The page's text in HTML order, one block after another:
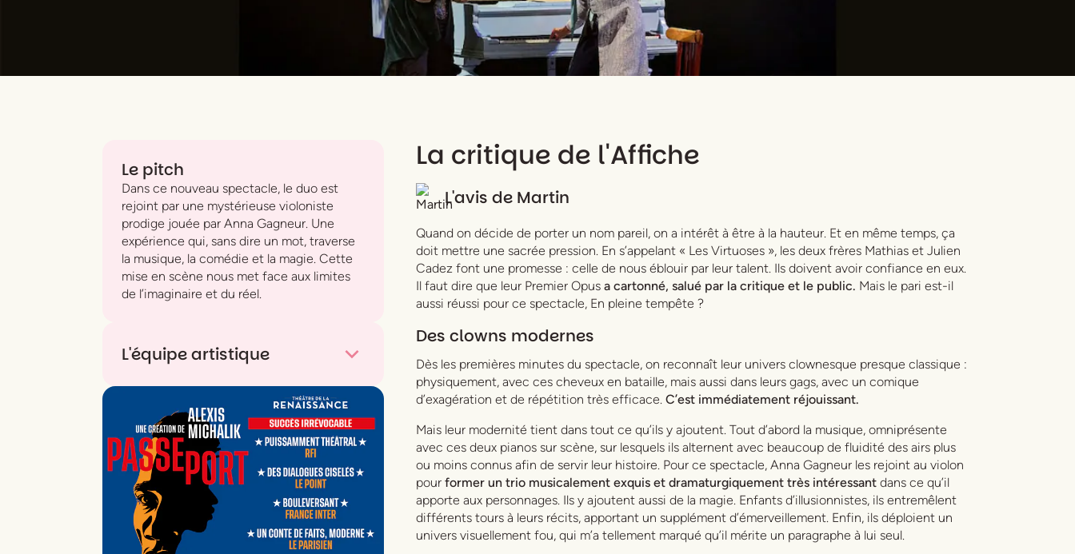
Le pitch
Dans ce nouveau spectacle, le duo est
rejoint par une mystérieuse violoniste
prodige jouée par Anna Gagneur. Une
expérience qui, sans dire un mot, traverse
la musique, la comédie et la magie. Cette
mise en scène nous met face aux limites
de l’imaginaire et du réel.
L'équipe artistique
AvecAnna Gagneur (violon), Mathias
Cadez (piano), Julien Cadez (piano)
PlateauAnthony Rzeznicki, Anthony
Coudeville
Lumière et régie générale
François Clion
SonXavier Buda
Collaboration écriture
Loïc Marles et
La critique de l'Affiche
L'avis de Martin
Quand on décide de porter un nom pareil, on a intérêt à être à la hauteur. Et en même temps, ça
doit mettre une sacrée pression. En s’appelant « Les Virtuoses », les deux frères Mathias et Julien
Cadez font une promesse : celle de nous éblouir par leur talent. Ils doivent avoir confiance en eux.
Il faut dire que leur Premier Opus a cartonné, salué par la critique et le public. Mais le pari est-il
aussi réussi pour ce spectacle, En pleine tempête ?
Des clowns modernes
Dès les premières minutes du spectacle, on reconnaît leur univers clownesque presque classique :
physiquement, avec ces cheveux en bataille, mais aussi dans leurs gags, avec un comique
d’exagération et de répétition très efficace. C’est immédiatement réjouissant.
Mais leur modernité tient dans tout ce qu’ils y ajoutent. Tout d’abord la musique, omniprésente
avec ces deux pianos sur scène, sur lesquels ils alternent avec beaucoup de fluidité des airs plus
ou moins connus afin de servir leur histoire. Pour ce spectacle, Anna Gagneur les rejoint au violon
pour former un trio musicalement exquis et dramaturgiquement très intéressant dans ce qu’il
apporte aux personnages. Ils y ajoutent aussi de la magie. Enfants d’illusionnistes, ils entremêlent
différents tours à leurs récits, apportant un supplément d’émerveillement. Enfin, ils déploient un
univers visuellement fou, qui m’a tellement marqué qu’il mérite un paragraphe à lui seul.